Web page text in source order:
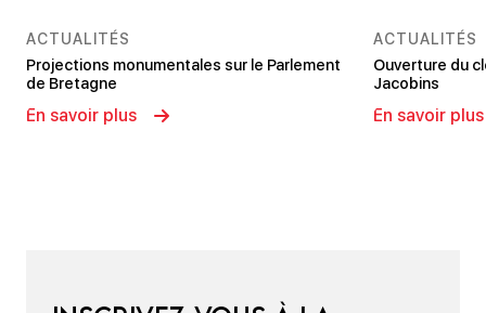
ACTUALITÉS
Projections monumentales sur le Parlement
de Bretagne
En savoir plus
ACTUALITÉS
Ouverture du
Jacobins
En savoir plus